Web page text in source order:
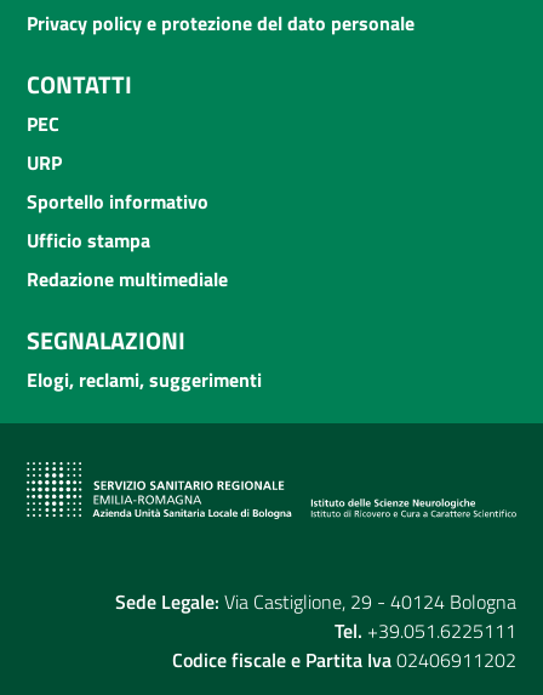
Privacy policy e protezione del dato personale
CONTATTI
PEC
URP
Sportello informativo
Ufficio stampa
Redazione multimediale
SEGNALAZIONI
Elogi, reclami, suggerimenti
Sede Legale: Via Castiglione, 29 - 40124 Bologna
Tel. +39.051.6225111
Codice fiscale e Partita Iva02406911202